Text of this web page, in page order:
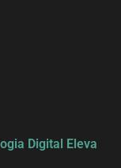
Digital Eleva